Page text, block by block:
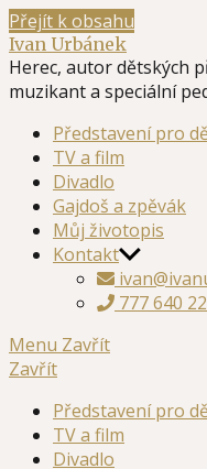
Přejít k obsahu
Ivan Urbánek
Herec, autor dětských
muzikant a speciální
Představení pro
TV a film
Divadlo
Gajdoš a zpěvák
Můj životopis
Kontakt
777 640
Menu Zavřít
Zavřít
Představení pro
TV a film
Divadlo